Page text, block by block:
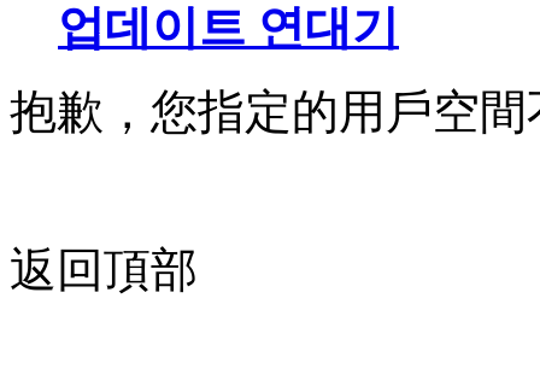
업데이트 연대기
抱歉，您指定的用戶空間
返回頂部